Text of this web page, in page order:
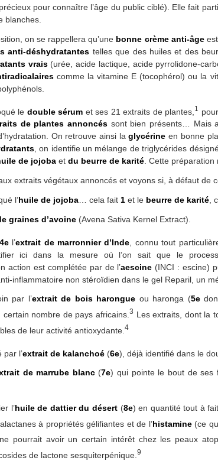
pour connaître l’âge du public ciblé). Elle fait
blanches.
on se rappellera qu’une bonne crème anti-âgeest
anti-déshydratantes telles que des huiles et des
vrais(urée, acide lactique, acide pyrrolidone-
comme la vitamine E (tocophérol) ou la
le double sérum et ses 21 extraits de plantes, 1
de plantes annoncéssont bien présents… Mais
On retrouve ainsi laglycérine en bonne
, on identifie un mélange de triglycérides
de jojoba et du beurre de karité. Cette préparation
extraits végétaux annoncés et voyons si, à défaut de
l’huile de jojoba … cela fait 1 et le beurre de karité ,
graines d’avoine (Avena Sativa Kernel Extract).
4el’extrait de marronnier d’Inde , connu tout
ici dans la mesure où l’on sait que le
action est complétée par de l’aescine (INCI : escine)
inflammatoire non stéroïdien dans le gel Reparil, un
par l’extrait de bois harongue ou haronga (5e
nombre de pays africains. 3 Les extraits, dont la
de leur activité antioxydante. 4
par l’extrait de kalanchoé (6e), déjà identifié dans le
de marrube blanc(7e) qui pointe le bout de ses
l’huile de dattier du désert (8e) en quantité tout à
à propriétés gélifiantes et de l’histamine(ce
pourrait avoir un certain intérêt chez les peaux
de lactone sesquiterpénique. 9